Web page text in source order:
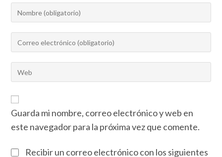
Guarda mi nombre, correo electrónico y web en
este navegador para la próxima vez que comente.
Recibir un correo electrónico con los siguientes